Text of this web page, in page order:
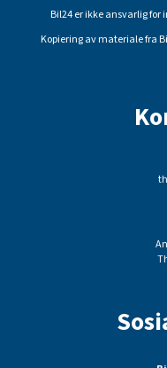
Bil24 er ikke ansvarlig for
Kopiering av materiale fra